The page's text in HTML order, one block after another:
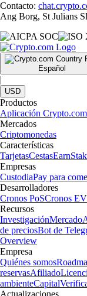
Contacto:
Ang Borg, St Julians
Español
|
USD
Productos
Aplicación Crypto.com
Mercados
Criptomonedas
Características
TarjetasCestasEarn
Empresas
CustodiaPay para
Desarrolladores
Cronos PoSCronos
Recursos
InvestigaciónMercado
de preciosBot de
Overview
Empresa
Quiénes somos
reservasAfiliado
ambienteCapital
Actualizaciones